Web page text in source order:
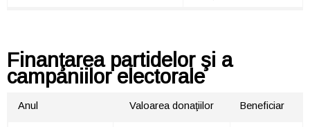
Finanţarea partidelor şi a
campaniilor electorale
Anul Valoarea donaţiilor Beneficiar